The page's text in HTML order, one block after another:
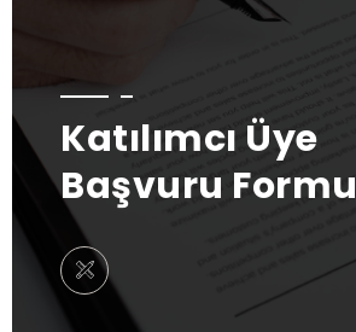
Katılımcı Üye
Başvuru Formu